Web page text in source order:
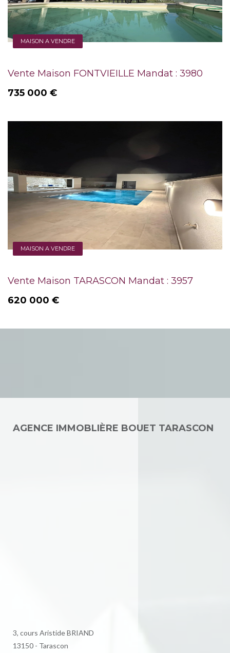
MAISON A VENDRE
Vente Maison FONTVIEILLE Mandat : 3980
735 000 €
MAISON A VENDRE
Vente Maison TARASCON Mandat : 3957
620 000 €
AGENCE IMMOBLIÈRE BOUET TARASCON
3, cours Aristide BRIAND
13150 - Tarascon